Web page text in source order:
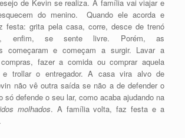
de Kevin se realiza. A família vai viajar e
do menino. Quando ele acorda e
festa: grita pela casa, corre, desce de trenó
enfim, se sente livre. Porém, as
começaram e começam a surgir. Lavar a
fazer a comida ou comprar aquela
trollar o entregador. A casa vira alvo de
não vê outra saída se não a de defender o
só defende o seu lar, como acaba ajudando na
molhados. A família volta, faz festa e a